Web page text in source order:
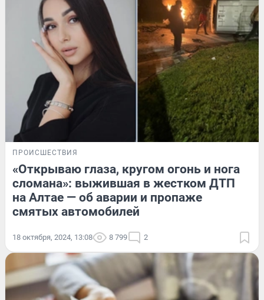
ПРОИСШЕСТВИЯ
«Открываю глаза, кругом огонь и нога
сломана»: выжившая в жестком ДТП
на Алтае — об аварии и пропаже
смятых автомобилей
18 октября, 2024, 13:08 8 799 2